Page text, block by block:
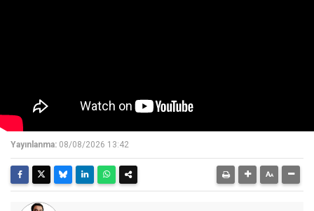
Yayınlanma: 08/08/2026 13:42